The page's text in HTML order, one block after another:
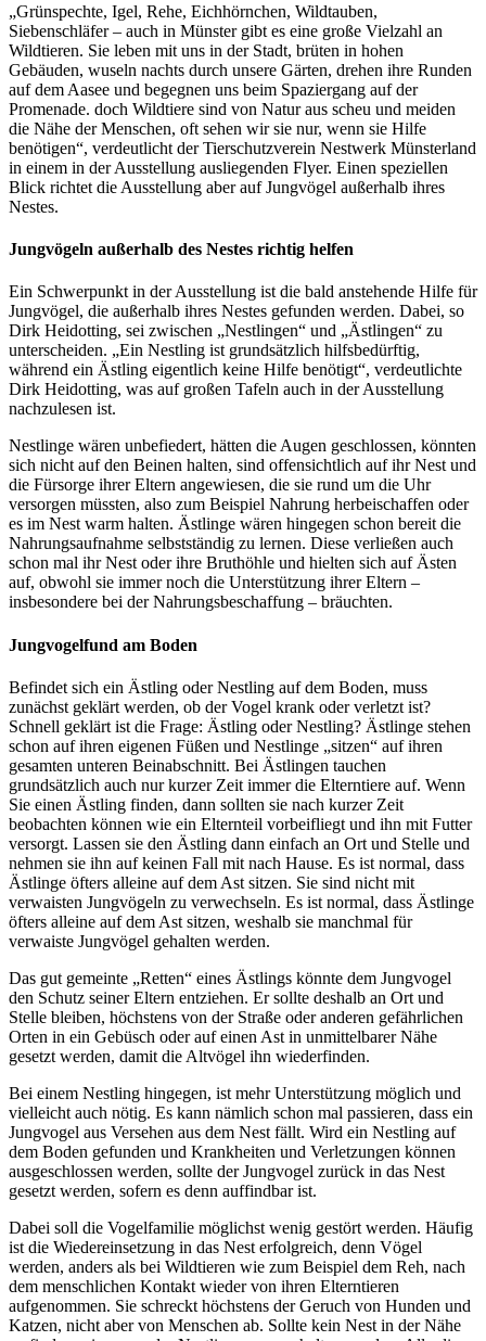
„Grünspechte, Igel, Rehe, Eichhörnchen, Wildtauben,
Siebenschläfer – auch in Münster gibt es eine große Vielzahl an
Wildtieren. Sie leben mit uns in der Stadt, brüten in hohen
Gebäuden, wuseln nachts durch unsere Gärten, drehen ihre Runden
auf dem Aasee und begegnen uns beim Spaziergang auf der
Promenade. doch Wildtiere sind von Natur aus scheu und meiden
die Nähe der Menschen, oft sehen wir sie nur, wenn sie Hilfe
benötigen“, verdeutlicht der Tierschutzverein Nestwerk Münsterland
in einem in der Ausstellung ausliegenden Flyer. Einen speziellen
Blick richtet die Ausstellung aber auf Jungvögel außerhalb ihres
Nestes.
Jungvögeln außerhalb des Nestes richtig helfen
Ein Schwerpunkt in der Ausstellung ist die bald anstehende Hilfe für
Jungvögel, die außerhalb ihres Nestes gefunden werden. Dabei, so
Dirk Heidotting, sei zwischen „Nestlingen“ und „Ästlingen“ zu
unterscheiden. „Ein Nestling ist grundsätzlich hilfsbedürftig,
während ein Ästling eigentlich keine Hilfe benötigt“, verdeutlichte
Dirk Heidotting, was auf großen Tafeln auch in der Ausstellung
nachzulesen ist.
Nestlinge wären unbefiedert, hätten die Augen geschlossen, könnten
sich nicht auf den Beinen halten, sind offensichtlich auf ihr Nest und
die Fürsorge ihrer Eltern angewiesen, die sie rund um die Uhr
versorgen müssten, also zum Beispiel Nahrung herbeischaffen oder
es im Nest warm halten. Ästlinge wären hingegen schon bereit die
Nahrungsaufnahme selbstständig zu lernen. Diese verließen auch
schon mal ihr Nest oder ihre Bruthöhle und hielten sich auf Ästen
auf, obwohl sie immer noch die Unterstützung ihrer Eltern –
insbesondere bei der Nahrungsbeschaffung – bräuchten.
Jungvogelfund am Boden
Befindet sich ein Ästling oder Nestling auf dem Boden, muss
zunächst geklärt werden, ob der Vogel krank oder verletzt ist?
Schnell geklärt ist die Frage: Ästling oder Nestling? Ästlinge stehen
schon auf ihren eigenen Füßen und Nestlinge „sitzen“ auf ihren
gesamten unteren Beinabschnitt. Bei Ästlingen tauchen
grundsätzlich auch nur kurzer Zeit immer die Elterntiere auf. Wenn
Sie einen Ästling finden, dann sollten sie nach kurzer Zeit
beobachten können wie ein Elternteil vorbeifliegt und ihn mit Futter
versorgt. Lassen sie den Ästling dann einfach an Ort und Stelle und
nehmen sie ihn auf keinen Fall mit nach Hause. Es ist normal, dass
Ästlinge öfters alleine auf dem Ast sitzen. Sie sind nicht mit
verwaisten Jungvögeln zu verwechseln. Es ist normal, dass Ästlinge
öfters alleine auf dem Ast sitzen, weshalb sie manchmal für
verwaiste Jungvögel gehalten werden.
Das gut gemeinte „Retten“ eines Ästlings könnte dem Jungvogel
den Schutz seiner Eltern entziehen. Er sollte deshalb an Ort und
Stelle bleiben, höchstens von der Straße oder anderen gefährlichen
Orten in ein Gebüsch oder auf einen Ast in unmittelbarer Nähe
gesetzt werden, damit die Altvögel ihn wiederfinden.
Bei einem Nestling hingegen, ist mehr Unterstützung möglich und
vielleicht auch nötig. Es kann nämlich schon mal passieren, dass ein
Jungvogel aus Versehen aus dem Nest fällt. Wird ein Nestling auf
dem Boden gefunden und Krankheiten und Verletzungen können
ausgeschlossen werden, sollte der Jungvogel zurück in das Nest
gesetzt werden, sofern es denn auffindbar ist.
Dabei soll die Vogelfamilie möglichst wenig gestört werden. Häufig
ist die Wiedereinsetzung in das Nest erfolgreich, denn Vögel
werden, anders als bei Wildtieren wie zum Beispiel dem Reh, nach
dem menschlichen Kontakt wieder von ihren Elterntieren
aufgenommen. Sie schreckt höchstens der Geruch von Hunden und
Katzen, nicht aber von Menschen ab. Sollte kein Nest in der Nähe